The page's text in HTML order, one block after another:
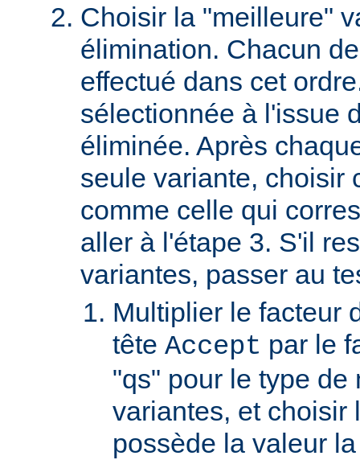
Choisir la "meilleure"
élimination. Chacun
effectué dans cet
sélectionnée à l'issue
éliminée. Après
seule variante, choisir
comme celle qui
aller à l'étape 3. S'il
variantes, passer au
Multiplier le facteur
tête Accept par le
"qs" pour le type de
variantes, et choisir
possède la valeur